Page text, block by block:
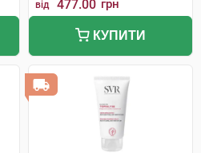
від 477.00 грн
КУПИТИ